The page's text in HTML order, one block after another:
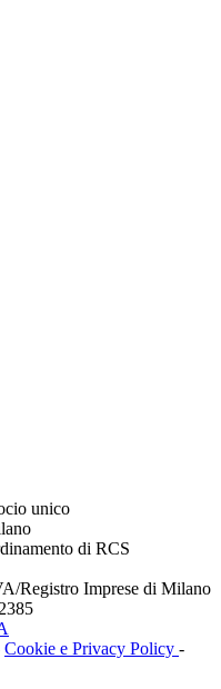
unico
di RCS
Registro Imprese di Milano
Cookie e Privacy Policy -